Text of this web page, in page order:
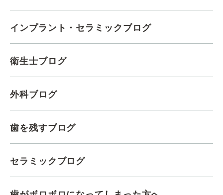
インプラント・セラミックブログ
衛生士ブログ
外科ブログ
歯を残すブログ
セラミックブログ